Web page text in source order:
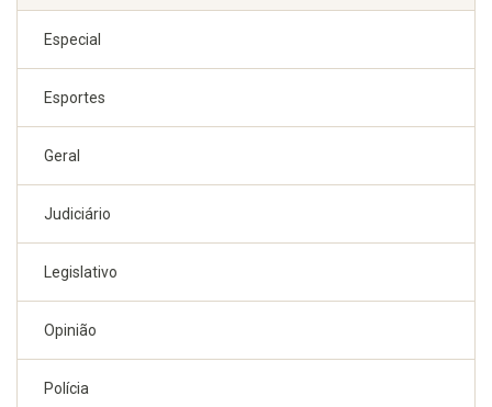
Especial
Esportes
Geral
Judiciário
Legislativo
Opinião
Polícia